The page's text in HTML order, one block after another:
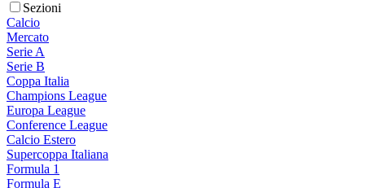
Sezioni
Calcio
Mercato
Serie A
Serie B
Coppa Italia
Champions League
Europa League
Conference League
Calcio Estero
Supercoppa Italiana
Formula 1
Formula E